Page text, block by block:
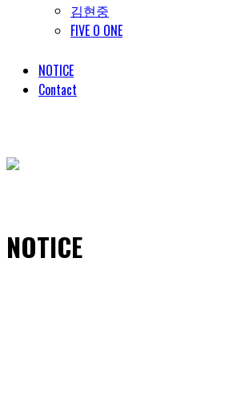
김현중
FIVE O ONE
NOTICE
Contact
NOTICE